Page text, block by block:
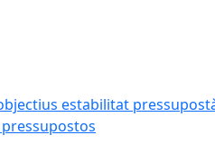
estabilitat